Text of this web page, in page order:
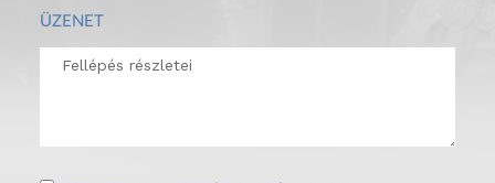
ÜZENET